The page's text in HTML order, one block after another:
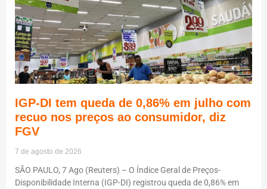
IGP-DI tem queda de 0,86% em julho com
recuo nos preços ao consumidor, diz
FGV
7 de agosto de 2026
SÃO PAULO, 7 Ago (Reuters) – O Índice Geral de Preços-
Disponibilidade Interna (IGP-DI) registrou queda de 0,86% em